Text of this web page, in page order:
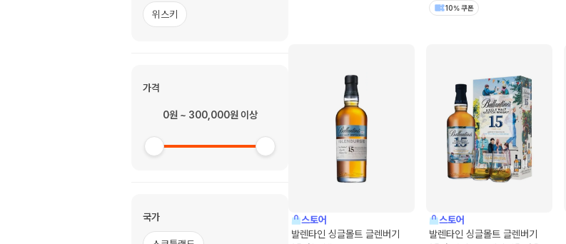
위스키
가격
0원 ~ 300,000원 이상
국가
10% 쿠폰
스토어
발렌타인 싱글몰트 글렌버기
스토어
발렌타인 싱글몰트 글렌버기